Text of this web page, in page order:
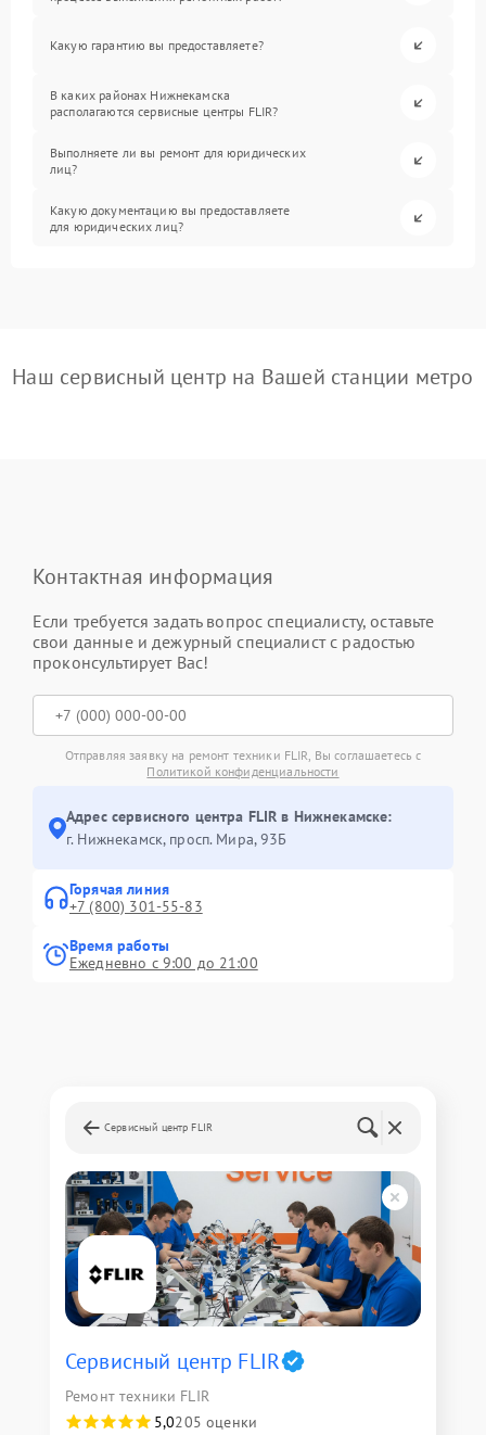
Какую гарантию вы предоставляете?
В каких районах Нижнекамска
располагаются сервисные центры FLIR?
Выполняете ли вы ремонт для юридических
лиц?
Какую документацию вы предоставляете
для юридических лиц?
Наш сервисный центр на Вашей станции метро
Контактная информация
Если требуется задать вопрос специалисту, оставьте
свои данные и дежурный специалист с радостью
проконсультирует Вас!
Отправляя заявку на ремонт техники FLIR, Вы соглашаетесь с
Политикой конфиденциальности
Адрес сервисного центра FLIR в Нижнекамске:
г. Нижнекамск, просп. Мира, 93Б
Горячая линия
+7 (800) 301-55-83
Время работы
Ежедневно с 9:00 до 21:00
Сервисный центр FLIR
Сервисный центр FLIR
Ремонт техники FLIR
5,0205 оценки